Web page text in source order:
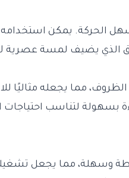
الحركة. يمكن استخدامه
الذي يضيف لمسة عصرية
مما يجعله مثاليًا
بسهولة لتناسب
وسهلة، مما يجعل